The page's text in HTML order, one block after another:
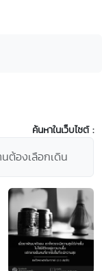
ค้นหาในเว็บไซต์ :
ต้องเลือกเดิน